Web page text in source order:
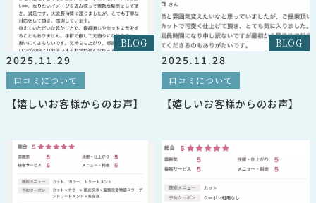
BLOG
2025.11.29
口コミについて
【嬉しいお客様からのお声】
BLOG
2025.11.28
口コミについて
【嬉しいお客様からのお声】